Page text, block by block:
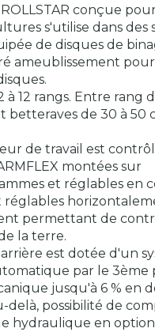
conçue
s'utilise dans des
de disques de
ameublissement
à 12 rangs. Entre rang
betteraves de 30 à 50
de travail est
montées sur
et réglables en
réglables
permettant de
la terre.
est dotée d'un
par le 3ème
jusqu'à 6 % en
delà, possibilité de
hydraulique en